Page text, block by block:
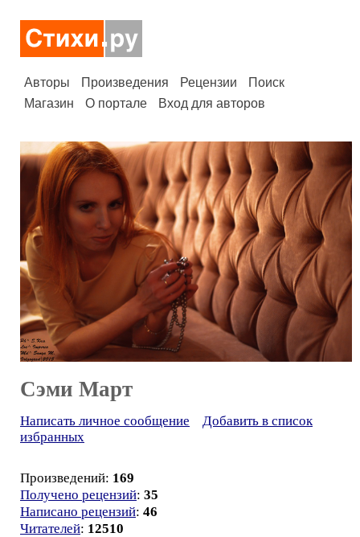
Авторы Произведения Рецензии
Поиск
Магазин
О портале Вход для авторов
Сэми Март
Написать личное сообщение
Добавить в список
избранных
Произведений: 169
Получено рецензий: 35
Написано рецензий: 46
Читателей: 12510